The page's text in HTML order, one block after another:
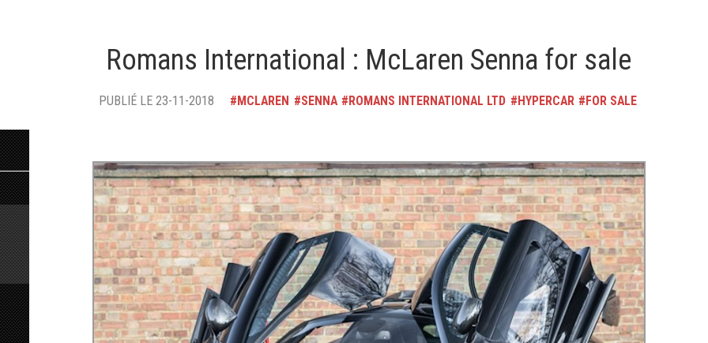
Romans International : McLaren Senna for sale
PUBLIÉ LE 23-11-2018 MCLAREN SENNA ROMANS INTERNATIONAL LTD HYPERCAR FOR SALE